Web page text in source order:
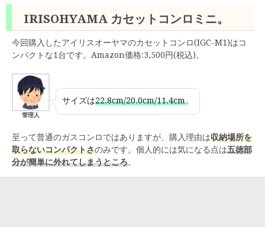
IRISOHYAMA カセットコンロミニ。
今回購入したアイリスオーヤマのカセットコンロ(IGC-M1)はコ
ンパクトな1台です。Amazon価格:3,500円(税込)。
管理人
サイズは22.8cm/20.0cm/11.4cm。
至って普通のガスコンロではありますが、購入理由は収納場所を
取らないコンパクトさのみです。個人的には気になる点は五徳部
分が簡単に外れてしまうところ。